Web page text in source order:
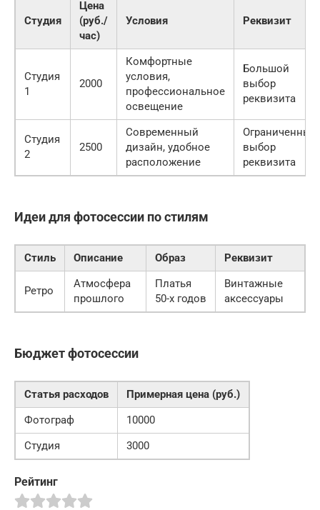
Студия
Цена
(руб./
час)
Условия Реквизит
Студия
1
2000
Комфортные
условия,
профессиональное
освещение
Большой
выбор
реквизита
Студия
2
2500
Современный
дизайн, удобное
расположение
Ограниченный
выбор
реквизита
Идеи для фотосессии по стилям
Стиль Описание Образ Реквизит
Ретро
Атмосфера
прошлого
Платья
50-х годов
Винтажные
аксессуары
Бюджет фотосессии
Статья расходов
Примерная цена (руб.)
Фотограф
10000
Студия
3000
Рейтинг